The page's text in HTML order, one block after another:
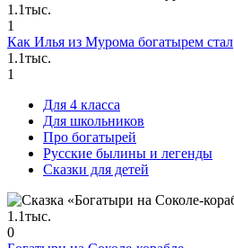
1.1тыс.
1
Как Илья из Мурома богатырем стал
1.1тыс.
1
Для 4 класса
Для школьников
Про богатырей
Русские былины и легенды
Сказки для детей
1.1тыс.
0